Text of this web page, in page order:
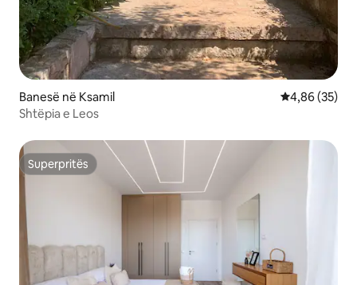
Banesë në Ksamil Vlerësimi
4,86 (35)
Shtëpia e Leos
Superpritës
Superpritës